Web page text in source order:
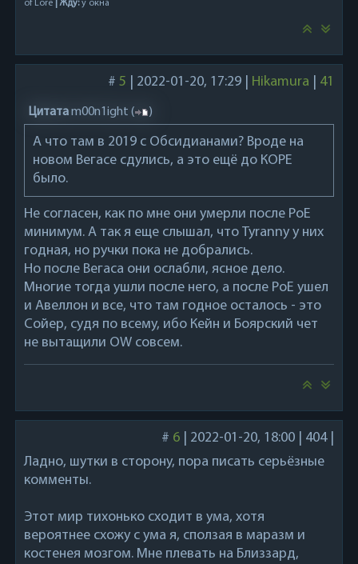
of Lore
| Жду:у окна
# 5 2022-01-20, 17:29 Hikamura 41
Цитатаm00n1ight ( )
А что там в 2019 с Обсидианами? Вроде на
новом Вегасе сдулись, а это ещё до КОРЕ
было.
Не согласен, как по мне они умерли после PoE
минимум. А так я еще слышал, что Tyranny у них
годная, но ручки пока не добрались.
Но после Вегаса они ослабли, ясное дело.
Многие тогда ушли после него, а после PoE ушел
и Авеллон и все, что там годное осталось - это
Сойер, судя по всему, ибо Кейн и Боярский чет
не вытащили OW совсем.
# 6| 2022-01-20, 18:00 404|
Ладно, шутки в сторону, пора писать серьёзные
комменты.
Этот мир тихонько сходит в ума, хотя
вероятнее схожу с ума я, сползая в маразм и
костенея мозгом. Мне плевать на Близзард,